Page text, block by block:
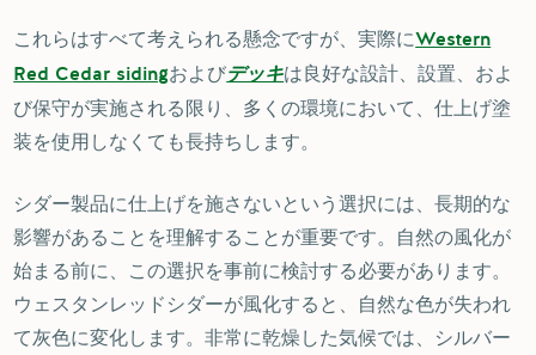
これらはすべて考えられる懸念ですが、実際にWestern
Red Cedar sidingおよびデッキは良好な設計、設置、およ
び保守が実施される限り、多くの環境において、仕上げ塗
装を使用しなくても長持ちします。
シダー製品に仕上げを施さないという選択には、長期的な
影響があることを理解することが重要です。自然の風化が
始まる前に、この選択を事前に検討する必要があります。
ウェスタンレッドシダーが風化すると、自然な色が失われ
て灰色に変化します。非常に乾燥した気候では、シルバー